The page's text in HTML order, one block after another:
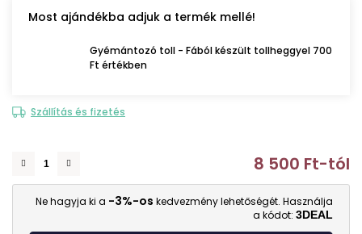
Most ajándékba adjuk a termék mellé!
Gyémántozó toll - Fából készült tollheggyel 700
Ft értékben
Szállítás és fizetés
8 500 Ft-tól
Ne hagyja ki a -3%-os kedvezmény lehetőségét. Használja
a kódot: 3DEAL